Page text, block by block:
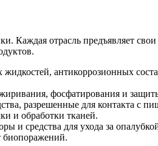
отрасль предъявляет
антикоррозионных
фосфатирования и
разрешенные для контакта с
и обработки тканей.
и средства для ухода за
биопоражений.